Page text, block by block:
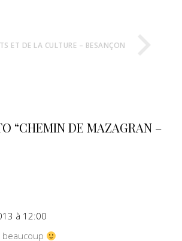
ET DE LA CULTURE – BESANÇON
“CHEMIN DE MAZAGRAN –
à 12:00
beaucoup